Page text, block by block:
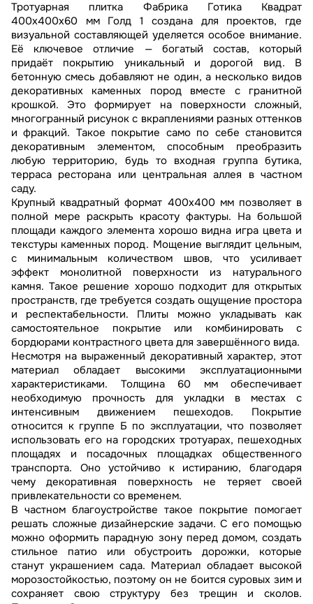
Тротуарная плитка Фабрика Готика Квадрат
400х400х60 мм Голд 1 создана для проектов, где
визуальной составляющей уделяется особое внимание.
Её ключевое отличие — богатый состав, который
придаёт покрытию уникальный и дорогой вид. В
бетонную смесь добавляют не один, а несколько видов
декоративных каменных пород вместе с гранитной
крошкой. Это формирует на поверхности сложный,
многогранный рисунок с вкраплениями разных оттенков
и фракций. Такое покрытие само по себе становится
декоративным элементом, способным преобразить
любую территорию, будь то входная группа бутика,
терраса ресторана или центральная аллея в частном
саду.
Крупный квадратный формат 400х400 мм позволяет в
полной мере раскрыть красоту фактуры. На большой
площади каждого элемента хорошо видна игра цвета и
текстуры каменных пород. Мощение выглядит цельным,
с минимальным количеством швов, что усиливает
эффект монолитной поверхности из натурального
камня. Такое решение хорошо подходит для открытых
пространств, где требуется создать ощущение простора
и респектабельности. Плиты можно укладывать как
самостоятельное покрытие или комбинировать с
бордюрами контрастного цвета для завершённого вида.
Несмотря на выраженный декоративный характер, этот
материал обладает высокими эксплуатационными
характеристиками. Толщина 60 мм обеспечивает
необходимую прочность для укладки в местах с
интенсивным движением пешеходов. Покрытие
относится к группе Б по эксплуатации, что позволяет
использовать его на городских тротуарах, пешеходных
площадях и посадочных площадках общественного
транспорта. Оно устойчиво к истиранию, благодаря
чему декоративная поверхность не теряет своей
привлекательности со временем.
В частном благоустройстве такое покрытие помогает
решать сложные дизайнерские задачи. С его помощью
можно оформить парадную зону перед домом, создать
стильное патио или обустроить дорожки, которые
станут украшением сада. Материал обладает высокой
морозостойкостью, поэтому он не боится суровых зим и
сохраняет свою структуру без трещин и сколов.